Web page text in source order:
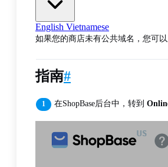
English Vietnamese
如果您的商店未有公共域名，您可以
指南#
在ShopBase后台中，转到